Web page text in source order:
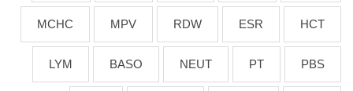
HCT
ESR
RDW
MPV
MCHC
PBS
PT
NEUT
BASO
LYM